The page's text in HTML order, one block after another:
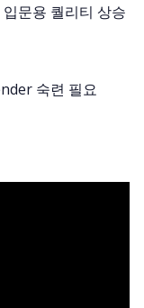
문용 퀄리티 상승
숙련 필요